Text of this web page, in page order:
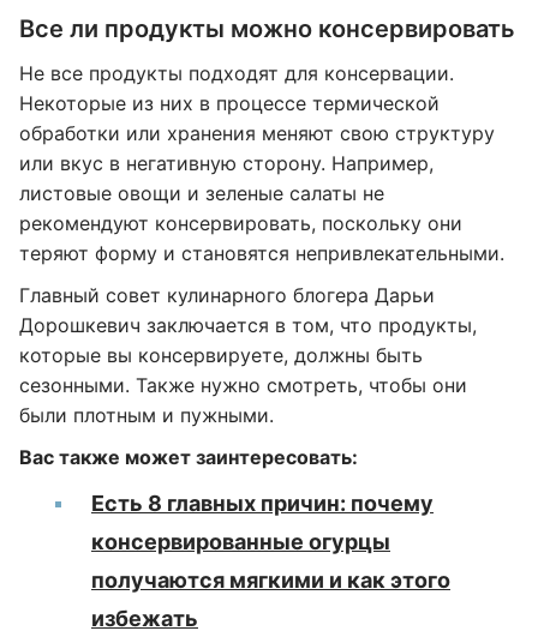
Все ли продукты можно консервировать
Не все продукты подходят для консервации.
Некоторые из них в процессе термической
обработки или хранения меняют свою структуру
или вкус в негативную сторону. Например,
листовые овощи и зеленые салаты не
рекомендуют консервировать, поскольку они
теряют форму и становятся непривлекательными.
Главный совет кулинарного блогера Дарьи
Дорошкевич заключается в том, что продукты,
которые вы консервируете, должны быть
сезонными. Также нужно смотреть, чтобы они
были плотным и пужными.
Вас также может заинтересовать:
Есть 8 главных причин: почему
консервированные огурцы
получаются мягкими и как этого
избежать